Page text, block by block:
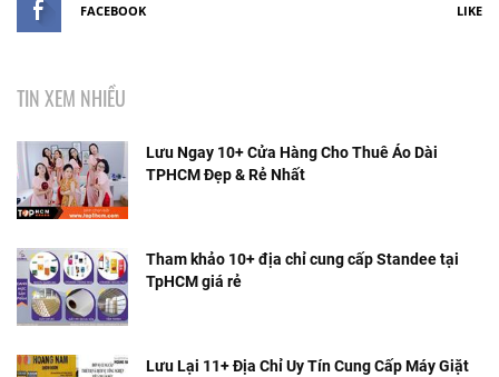
FACEBOOK LIKE
TIN XEM NHIỀU
Lưu Ngay 10+ Cửa Hàng Cho Thuê Áo Dài
TPHCM Đẹp & Rẻ Nhất
Tham khảo 10+ địa chỉ cung cấp Standee tại
TpHCM giá rẻ
Lưu Lại 11+ Địa Chỉ Uy Tín Cung Cấp Máy Giặt